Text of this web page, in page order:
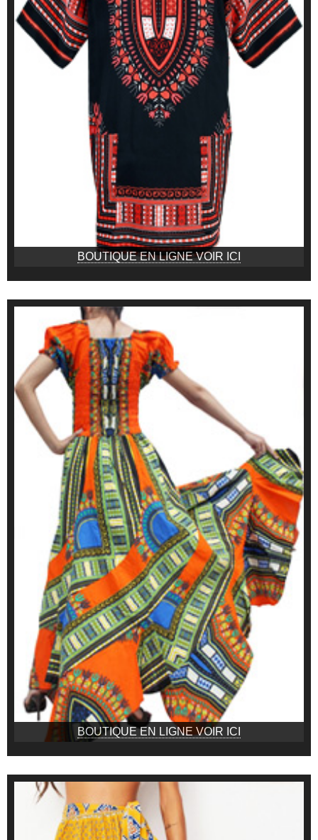
BOUTIQUE EN LIGNE VOIR ICI
BOUTIQUE EN LIGNE VOIR ICI